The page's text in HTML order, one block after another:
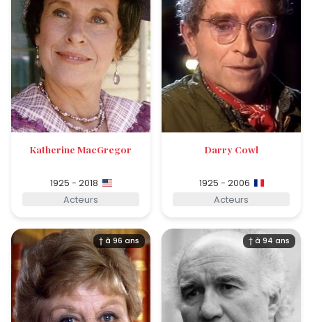
Katherine MacGregor
1925 - 2018
Acteurs
Darry Cowl
1925 - 2006
Acteurs
† à 96 ans † à 94 ans